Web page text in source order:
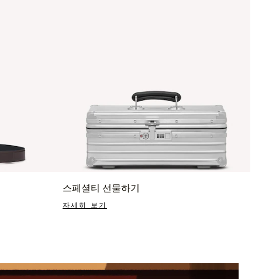
스페셜티 선물하기
자세히 보기